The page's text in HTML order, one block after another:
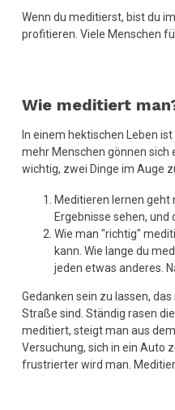
Wenn du meditierst, bist du
profitieren. Viele Menschen
Wie meditiert
In einem hektischen Leben
mehr Menschen gönnen sich
wichtig, zwei Dinge im Auge
Meditieren lernen geht
Ergebnisse sehen,
Wie man "richtig"
kann. Wie lange du
jeden etwas anderes.
Gedanken sein zu lassen,
Straße sind. Ständig rasen
meditiert, steigt man aus
Versuchung, sich in ein Auto
frustrierter wird man.